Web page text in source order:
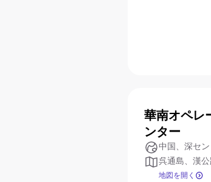
華南オペレ
ンター
中国、深セン
呉通島、漢
地図を開く